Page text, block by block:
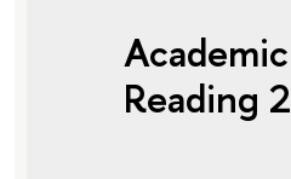
Academic
Reading 2